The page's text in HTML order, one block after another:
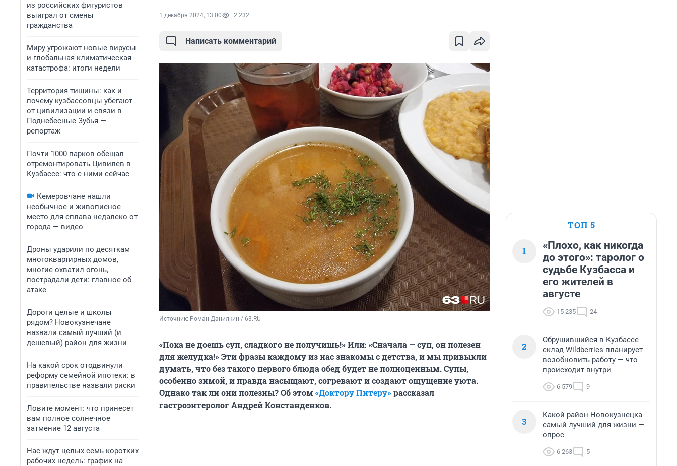
из российских фигуристов
выиграл от смены
гражданства
Миру угрожают новые вирусы
и глобальная климатическая
катастрофа: итоги недели
Территория тишины: как и
почему кузбассовцы убегают
от цивилизации и связи в
Поднебесные Зубья —
репортаж
Почти 1000 парков обещал
отремонтировать Цивилев в
Кузбассе: что с ними сейчас
Кемеровчане нашли
необычное и живописное
место для сплава недалеко от
города — видео
Дроны ударили по десяткам
многоквартирных домов,
многие охватил огонь,
пострадали дети: главное об
атаке
Дороги целые и школы
рядом? Новокузнечане
назвали самый лучший (и
дешевый) район для жизни
На какой срок отодвинули
реформу семейной ипотеки: в
правительстве назвали риски
Ловите момент: что принесет
вам полное солнечное
затмение 12 августа
Нас ждут целых семь коротких
рабочих недель: график на
1 декабря 2024, 13:00 2 232
Написать комментарий
Источник: Роман Данилкин / 63.RU
«Пока не доешь суп, сладкого не получишь!» Или: «Сначала — суп, он полезен
для желудка!» Эти фразы каждому из нас знакомы с детства, и мы привыкли
думать, что без такого первого блюда обед будет не полноценным. Супы,
особенно зимой, и правда насыщают, согревают и создают ощущение уюта.
Однако так ли они полезны? Об этом«Доктору Питеру»рассказал
гастроэнтеролог Андрей Констанденков.
ТОП 5
1
«Плохо, как никогда
до этого»: таролог о
судьбе Кузбасса и
его жителей в
августе
15 235 24
2
Обрушившийся в Кузбассе
склад Wildberries планирует
возобновить работу — что
происходит внутри
6 579 9
3
Какой район Новокузнецка
самый лучший для жизни —
опрос
6 263 5